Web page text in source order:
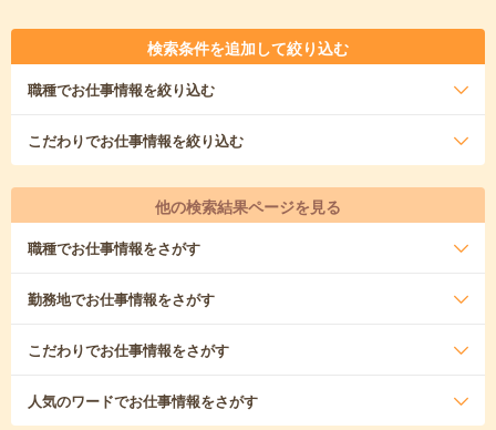
検索条件を追加して絞り込む
職種でお仕事情報を絞り込む
こだわりでお仕事情報を絞り込む
他の検索結果ページを見る
職種でお仕事情報をさがす
勤務地でお仕事情報をさがす
こだわりでお仕事情報をさがす
人気のワードでお仕事情報をさがす